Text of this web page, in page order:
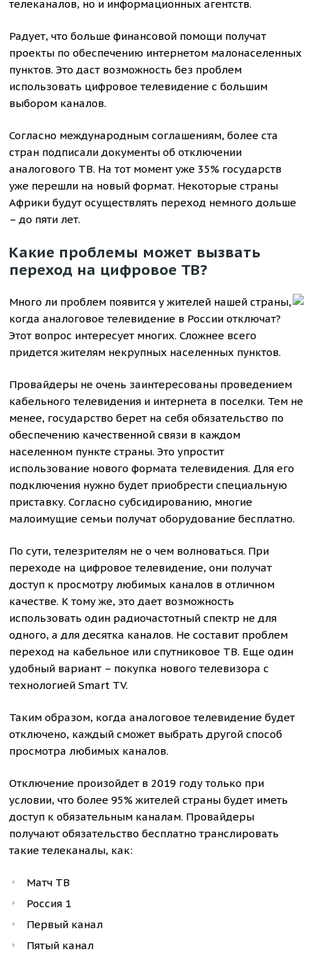
телеканалов, но и информационных агентств.
Радует, что больше финансовой помощи получат
проекты по обеспечению интернетом малонаселенных
пунктов. Это даст возможность без проблем
использовать цифровое телевидение с большим
выбором каналов.
Согласно международным соглашениям, более ста
стран подписали документы об отключении
аналогового ТВ. На тот момент уже 35% государств
уже перешли на новый формат. Некоторые страны
Африки будут осуществлять переход немного дольше
– до пяти лет.
Какие проблемы может вызвать
переход на цифровое ТВ?
Много ли проблем появится у жителей нашей страны,
когда аналоговое телевидение в России отключат?
Этот вопрос интересует многих. Сложнее всего
придется жителям некрупных населенных пунктов.
Провайдеры не очень заинтересованы проведением
кабельного телевидения и интернета в поселки. Тем не
менее, государство берет на себя обязательство по
обеспечению качественной связи в каждом
населенном пункте страны. Это упростит
использование нового формата телевидения. Для его
подключения нужно будет приобрести специальную
приставку. Согласно субсидированию, многие
малоимущие семьи получат оборудование бесплатно.
По сути, телезрителям не о чем волноваться. При
переходе на цифровое телевидение, они получат
доступ к просмотру любимых каналов в отличном
качестве. К тому же, это дает возможность
использовать один радиочастотный спектр не для
одного, а для десятка каналов. Не составит проблем
переход на кабельное или спутниковое ТВ. Еще один
удобный вариант – покупка нового телевизора с
технологией Smart TV.
Таким образом, когда аналоговое телевидение будет
отключено, каждый сможет выбрать другой способ
просмотра любимых каналов.
Отключение произойдет в 2019 году только при
условии, что более 95% жителей страны будет иметь
доступ к обязательным каналам. Провайдеры
получают обязательство бесплатно транслировать
такие телеканалы, как:
Матч ТВ
Россия 1
Первый канал
Пятый канал